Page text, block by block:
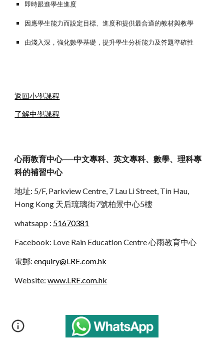
即時跟進學生進度
因應學生能力而設定目標、進度和提供最合適的教材與教學
由淺入深，強化數學基礎，提升學生分析能力及答題準確性
返回小學課程
了解中學課程
心雨教育中心──中文專科、英文專科、數學、理科專
科的補習中心
地址: 5/F, Parkview Centre, 7 Lau Li Street, Tin Hau,
Hong Kong 天后琉璃街7號柏景中心5樓
whatsapp : 51670381
Facebook: Love Rain Education Centre 心雨教育中心
電郵: enquiry@LRE.com.hk
Website: www.LRE.com.hk